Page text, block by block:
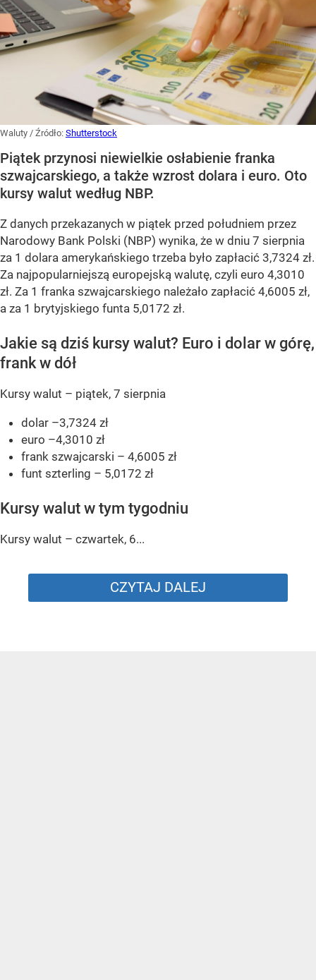
Waluty / Źródło: Shutterstock
Piątek przynosi niewielkie osłabienie franka
szwajcarskiego, a także wzrost dolara i euro. Oto
kursy walut według NBP.
Z danych przekazanych w piątek przed południem przez
Narodowy Bank Polski (NBP) wynika, że w dniu 7 sierpnia
za 1 dolara amerykańskiego trzeba było zapłacić 3,7324 zł.
Za najpopularniejszą europejską walutę, czyli euro 4,3010
zł. Za 1 franka szwajcarskiego należało zapłacić 4,6005 zł,
a za 1 brytyjskiego funta 5,0172 zł.
Jakie są dziś kursy walut? Euro i dolar w górę,
frank w dół
Kursy walut – piątek, 7 sierpnia
dolar –3,7324 zł
euro –4,3010 zł
frank szwajcarski – 4,6005 zł
funt szterling – 5,0172 zł
Kursy walut w tym tygodniu
Kursy walut – czwartek, 6...
CZYTAJ DALEJ